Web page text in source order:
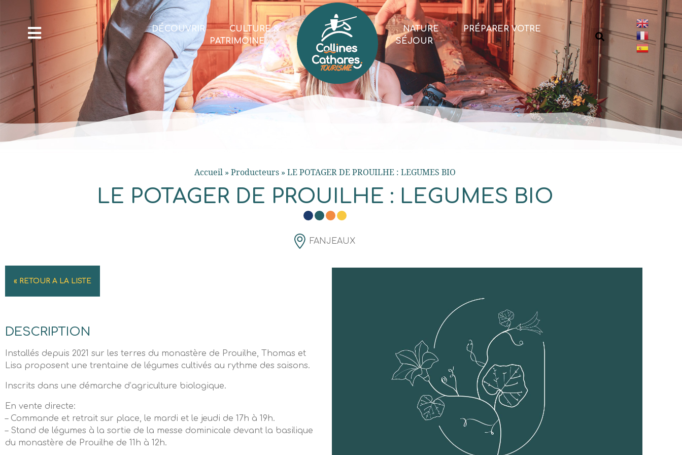
DÉCOUVRIR
CULTURE &
PATRIMOINE
NATURE
PRÉPARER VOTRE
SÉJOUR
Accueil» Producteurs» LE POTAGER DE PROUILHE : LEGUMES BIO
LE POTAGER DE PROUILHE : LEGUMES BIO
FANJEAUX
« RETOUR A LA LISTE
DESCRIPTION
Installés depuis 2021 sur les terres du monastère de Prouilhe, Thomas et
Lisa proposent une trentaine de légumes cultivés au rythme des saisons.
Inscrits dans une démarche d’agriculture biologique.
En vente directe:
– Commande et retrait sur place, le mardi et le jeudi de 17h à 19h.
– Stand de légumes à la sortie de la messe dominicale devant la basilique
du monastère de Prouilhe de 11h à 12h.